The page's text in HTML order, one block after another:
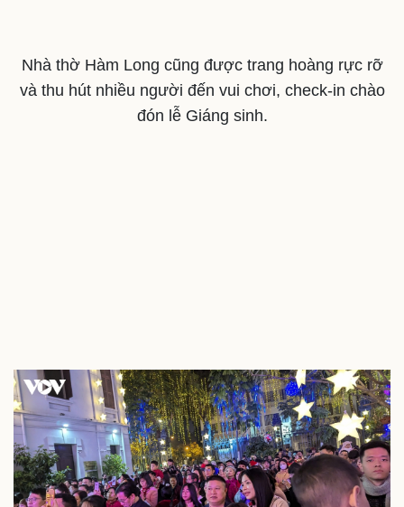
Văn hóa
Sân khấu - Điện ảnh
Văn học
Âm nhạc
Di sản
Giải trí
Nghệ sĩ
Thời trang
Sao Việt
Nhà thờ Hàm Long cũng được trang hoàng rực rỡ
và thu hút nhiều người đến vui chơi, check-in chào
đón lễ Giáng sinh.